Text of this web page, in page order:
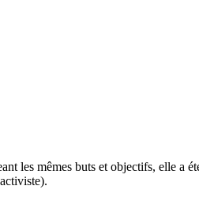
les mêmes buts et objectifs, elle a